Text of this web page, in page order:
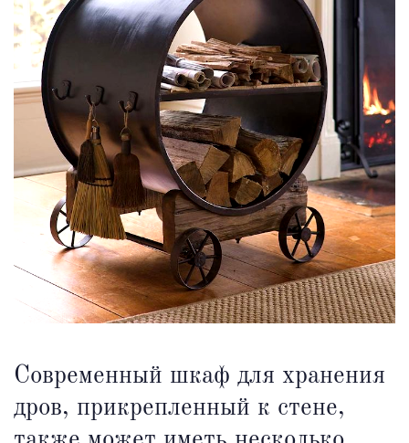
Современный шкаф для хранения
дров, прикрепленный к стене,